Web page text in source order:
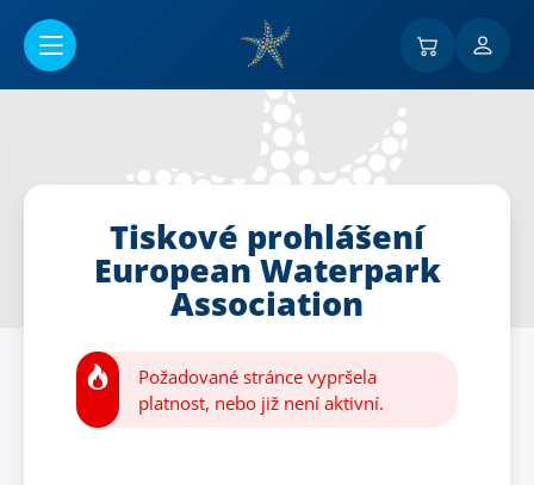
Tiskové prohlášení
European Waterpark
Association
Požadované stránce vypršela
platnost, nebo již není aktivní.